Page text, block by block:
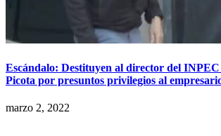
Escándalo: Destituyen al director del
Picota por presuntos privilegios al
marzo 2, 2022